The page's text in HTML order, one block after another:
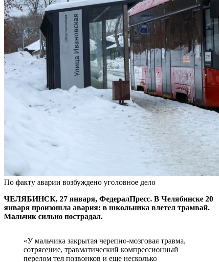
По факту аварии возбуждено уголовное дело
ЧЕЛЯБИНСК, 27 января, ФедералПресс. В Челябинске 20
января произошла авария: в школьника влетел трамвай.
Мальчик сильно пострадал.
«У мальчика закрытая черепно-мозговая травма,
сотрясение, травматический компрессионный
перелом тел позвонков и еще несколько